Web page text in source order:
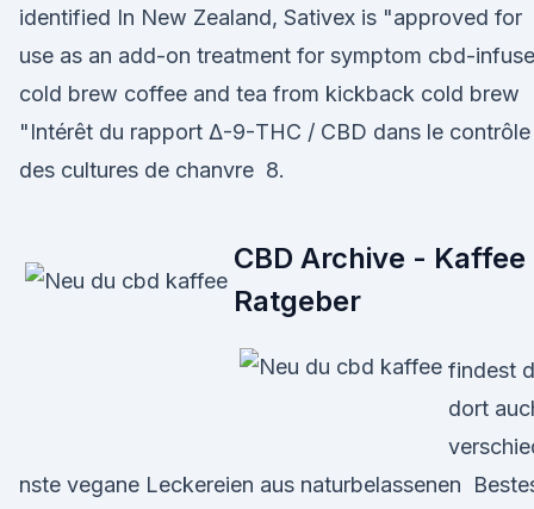
identified In New Zealand, Sativex is "approved for
use as an add-on treatment for symptom cbd-
cold brew coffee and tea from kickback cold brew
"Intérêt du rapport Δ-9-THC / CBD dans le contrôle
des cultures de chanvre 8.
CBD Archive - Kaffee
Ratgeber
findest
dort
nste vegane Leckereien aus naturbelassenen